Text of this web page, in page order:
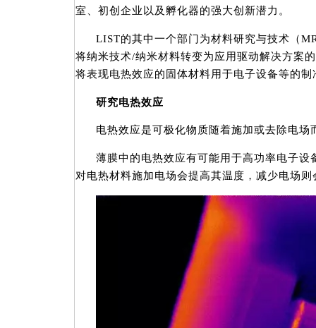
室、初创企业以及孵化器的强大创新潜力。
LIST的其中一个部门为材料研究与技术（
将纳米技术/纳米材料转变为应用驱动解决方案
将表现电热效应的固体材料用于电子设备等的制
研究电热效应
电热效应是可极化物质随着施加或去除电场
薄膜中的电热效应有可能用于高功率电子
对电热材料施加电场会提高其温度，减少电场则